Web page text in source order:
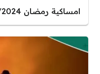
امساكية رمضان 2024/ 1445 سكاكا